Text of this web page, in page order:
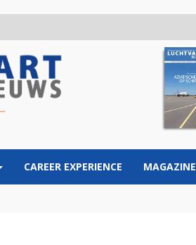
CAREER EXPERIENCE MAGAZINE